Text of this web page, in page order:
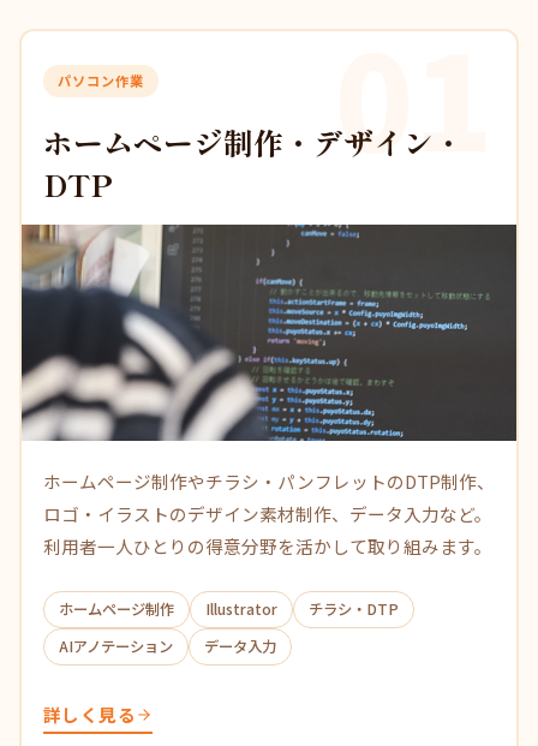
01
パソコン作業
ホームページ制作・デザイン・
DTP
ホームページ制作やチラシ・パンフレットのDTP制作、
ロゴ・イラストのデザイン素材制作、データ入力など。
利用者一人ひとりの得意分野を活かして取り組みます。
ホームページ制作 Illustrator
チラシ・DTP
AIアノテーション
データ入力
詳しく見る